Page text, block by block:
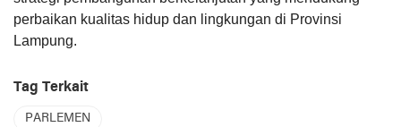
perbaikan kualitas hidup dan lingkungan di Provinsi
Lampung.
Tag Terkait
PARLEMEN